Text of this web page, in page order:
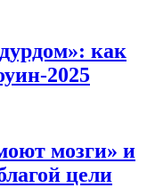
как
2025
мозги» и
цели